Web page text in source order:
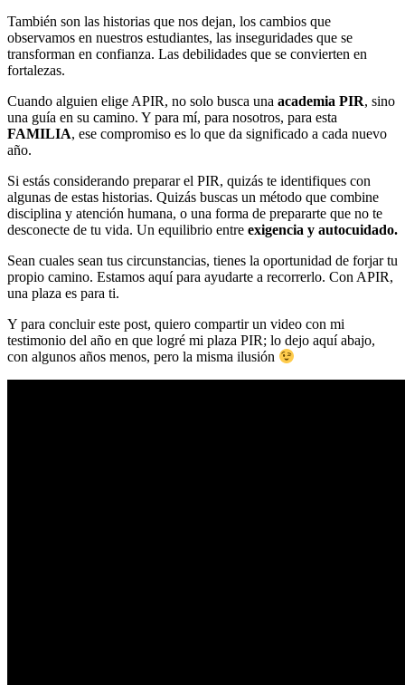
También son las historias que nos dejan, los cambios que
observamos en nuestros estudiantes, las inseguridades que se
transforman en confianza. Las debilidades que se convierten en
fortalezas.
Cuando alguien elige APIR, no solo busca una academia PIR, sino
una guía en su camino. Y para mí, para nosotros, para esta
FAMILIA, ese compromiso es lo que da significado a cada nuevo
año.
Si estás considerando preparar el PIR, quizás te identifiques con
algunas de estas historias. Quizás buscas un método que combine
disciplina y atención humana, o una forma de prepararte que no te
desconecte de tu vida. Un equilibrio entre exigencia y autocuidado.
Sean cuales sean tus circunstancias, tienes la oportunidad de forjar tu
propio camino. Estamos aquí para ayudarte a recorrerlo. Con APIR,
una plaza es para ti.
Y para concluir este post, quiero compartir un video con mi
testimonio del año en que logré mi plaza PIR; lo dejo aquí abajo,
con algunos años menos, pero la misma ilusión